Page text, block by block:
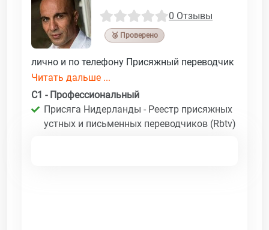
0 Отзывы
🥉 Проверено
лично и по телефону Присяжный переводчик
Читать дальше ...
C1 - Профессиональный
Присяга Нидерланды - Реестр присяжных
устных и письменных переводчиков (Rbtv)